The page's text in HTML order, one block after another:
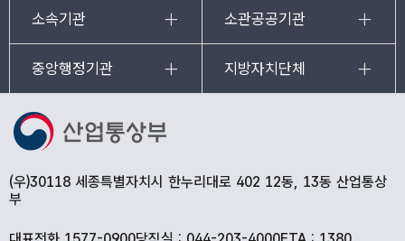
소속기관 소관공공기관
중앙행정기관 지방자치단체
(우)30118 세종특별자치시 한누리대로 402 12동, 13동 산업통상
부